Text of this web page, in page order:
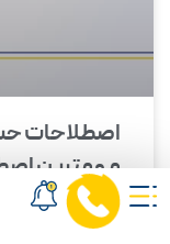
مهمترین
زمان مطالعه این
حسابداری یکی از